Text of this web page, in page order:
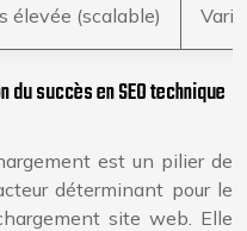
élevée (scalable)
succès en SEO technique
est un pilier de
déterminant pour le
site web. Elle